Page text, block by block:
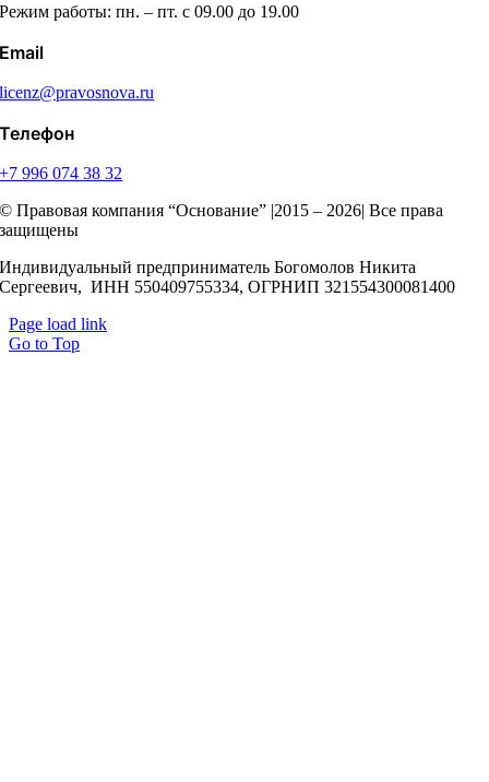
Режим работы: пн. – пт. с 09.00 до 19.00
Email
licenz@pravosnova.ru
Телефон
+7 996 074 38 32
© Правовая компания “Основание” |2015 – 2026| Все права
защищены
Индивидуальный предприниматель Богомолов Никита
Сергеевич, ИНН 550409755334, ОГРНИП 321554300081400
Page load link
Go to Top